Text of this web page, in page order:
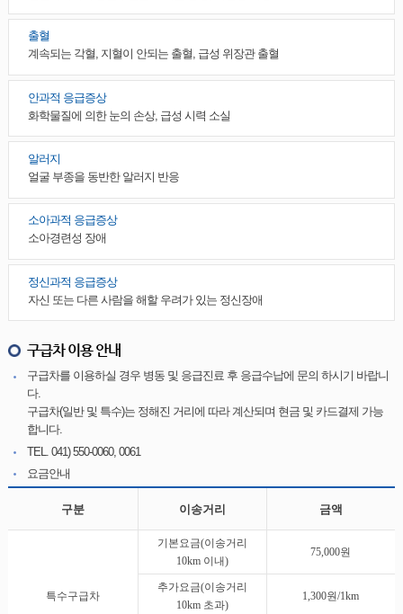
출혈
계속되는 각혈, 지혈이 안되는 출혈, 급성 위장관 출혈
안과적 응급증상
화학물질에 의한 눈의 손상, 급성 시력 소실
알러지
얼굴 부종을 동반한 알러지 반응
소아과적 응급증상
소아경련성 장애
정신과적 응급증상
자신 또는 다른 사람을 해할 우려가 있는 정신장애
구급차 이용 안내
구급차를 이용하실 경우 병동 및 응급진료 후 응급수납에 문의 하시기 바랍니
다.
구급차(일반 및 특수)는 정해진 거리에 따라 계산되며 현금 및 카드결제 가능
합니다.
TEL.041) 550-0060, 0061
요금안내
구분 이송거리 금액
특수구급차
기본요금(이송거리
10km 이내)
75,000원
추가요금(이송거리
10km 초과)
1,300원/1km